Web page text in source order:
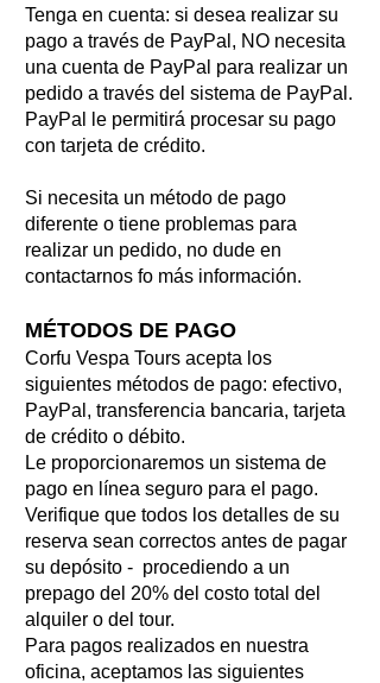
Tenga en cuenta: si desea realizar su
pago a través de PayPal, NO necesita
una cuenta de PayPal para realizar un
pedido a través del sistema de PayPal.
PayPal le permitirá procesar su pago
con tarjeta de crédito.
Si necesita un método de pago
diferente o tiene problemas para
realizar un pedido, no dude en
contactarnos fo más información.
MÉTODOS DE PAGO
Corfu Vespa Tours acepta los
siguientes métodos de pago: efectivo,
PayPal, transferencia bancaria, tarjeta
de crédito o débito.
Le proporcionaremos un sistema de
pago en línea seguro para el pago.
Verifique que todos los detalles de su
reserva sean correctos antes de pagar
su depósito - procediendo a un
prepago del 20% del costo total del
alquiler o del tour.
Para pagos realizados en nuestra
oficina, aceptamos las siguientes